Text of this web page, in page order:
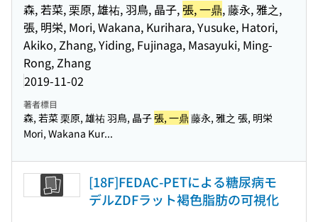
森, 若菜, 栗原, 雄祐, 羽鳥, 晶子,張, 一鼎, 藤永, 雅之,
張, 明栄, Mori, Wakana, Kurihara, Yusuke, Hatori,
Akiko, Zhang, Yiding, Fujinaga, Masayuki, Ming-
Rong, Zhang
2019-11-02
著者標目
森, 若菜 栗原, 雄祐 羽鳥, 晶子張, 一鼎 藤永, 雅之 張, 明栄
Mori, Wakana Kur...
[18F]FEDAC-PETによる糖尿病モ
デルZDFラット褐色脂肪の可視化